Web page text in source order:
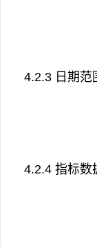
4.2.3 日期范
4.2.4 指标数